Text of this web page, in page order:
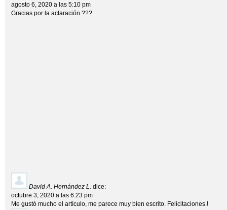
agosto 6, 2020 a las 5:10 pm
Gracias por la aclaración ???
David A. Hernández L. dice:
octubre 3, 2020 a las 6:23 pm
Me gustó mucho el artículo, me parece muy bien escrito. Felicitaciones.!